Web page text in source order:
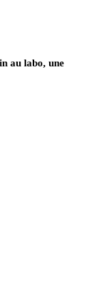
au labo, une